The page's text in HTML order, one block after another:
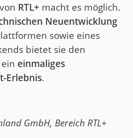
von RTL+ macht es möglich.
Neuentwicklung
sowie eines
bietet sie den
einmaliges
Erlebnis.
GmbH, Bereich RTL+